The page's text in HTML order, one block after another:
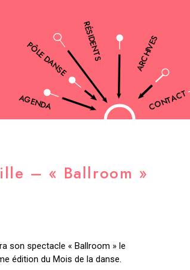
ARCHIVES
CONTACT
AGENDA
RÉSIDENTS
PÔLE DANSE
– « Ballroom »
son spectacle « Ballroom » le
édition du Mois de la danse.